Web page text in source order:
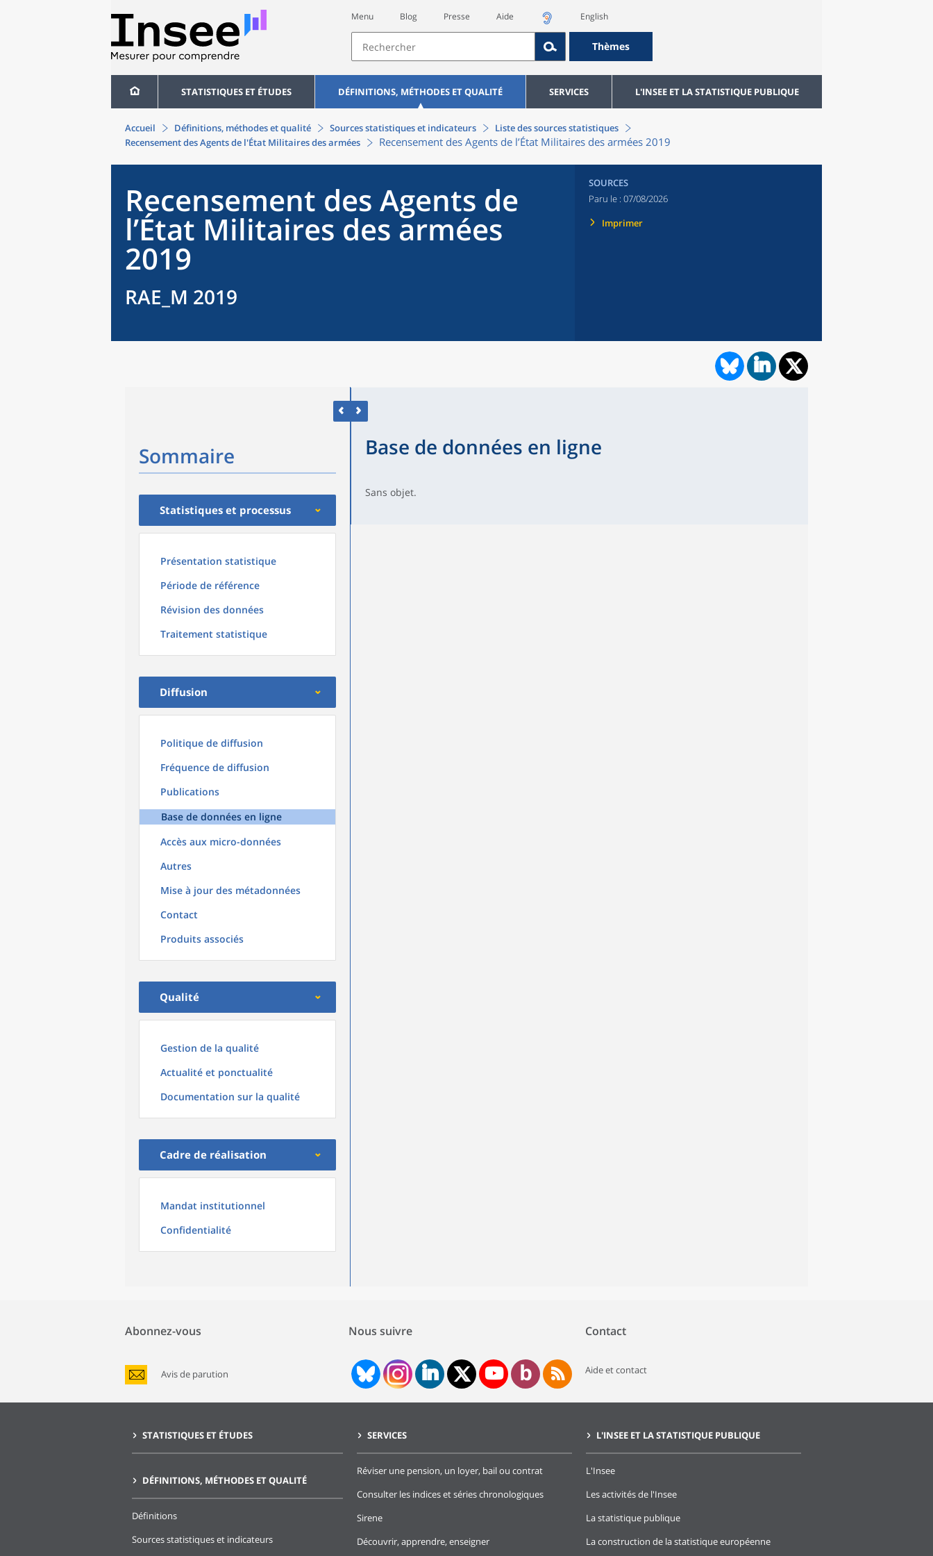
Menu Blog Presse Aide English
Thèmes
STATISTIQUES ET ÉTUDES DÉFINITIONS, MÉTHODES ET QUALITÉ SERVICES L'INSEE ET LA STATISTIQUE PUBLIQUE
Accueil Définitions, méthodes et qualité Sources statistiques et indicateurs
Liste des sources statistiques
Recensement des Agents de l'État Militaires des armées
Recensement des Agents de l’État Militaires des armées 2019
Recensement des Agents de
l’État Militaires des armées
2019
RAE_M 2019
SOURCES
Paru le : 07/08/2026
Imprimer
Sommaire
Statistiques et processus
Présentation statistique
Période de référence
Révision des données
Traitement statistique
Diffusion
Politique de diffusion
Fréquence de diffusion
Publications
Base de données en ligne
Accès aux micro-données
Autres
Mise à jour des métadonnées
Contact
Produits associés
Qualité
Gestion de la qualité
Actualité et ponctualité
Documentation sur la qualité
Cadre de réalisation
Mandat institutionnel
Confidentialité
Base de données en ligne
Sans objet.
Abonnez-vous
Avis de parution
Nous suivre Contact
Aide et contact
STATISTIQUES ET ÉTUDES
DÉFINITIONS, MÉTHODES ET QUALITÉ
Définitions
Sources statistiques et indicateurs
SERVICES
Réviser une pension, un loyer, bail ou contrat
Consulter les indices et séries chronologiques
Sirene
Découvrir, apprendre, enseigner
L'INSEE ET LA STATISTIQUE PUBLIQUE
L'Insee
Les activités de l'Insee
La statistique publique
La construction de la statistique européenne